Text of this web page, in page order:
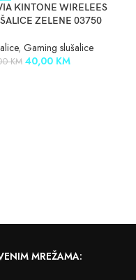
KINTONE WIRELEES
ZELENE 03750
, Gaming slušalice
KM 40,00 KM
MREŽAMA: